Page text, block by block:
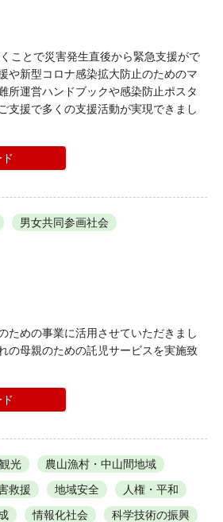
ことで災害発生直後から緊急支援がで
や新型コロナ感染拡大防止のためのマ
所運営ハンドブックや感染防止ポスタ
支援で多くの支援活動が実現できまし
男女共同参画社会
ための事業に活用させていただきまし
の母親のための託児サービスを実施致
観光
農山漁村・中山間地域
救援 地域安全
人権・平和
情報化社会 科学技術の振興